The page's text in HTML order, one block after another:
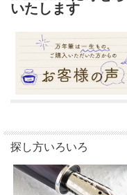
いたします
探し方いろいろ